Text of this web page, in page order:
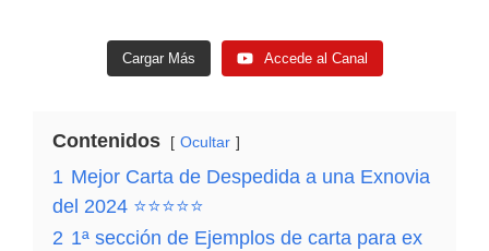
Cargar Más Accede al Canal
Contenidos Ocultar
1 Mejor Carta de Despedida a una Exnovia
del 2024 ⭐⭐⭐⭐⭐
2 1ª sección de Ejemplos de carta para ex